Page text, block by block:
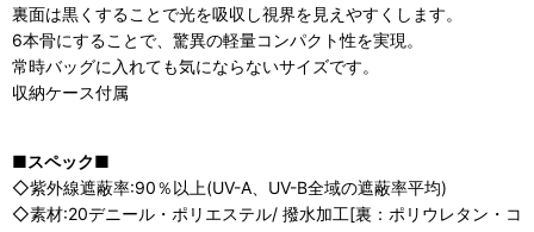
裏面は黒くすることで光を吸収し視界を見えやすくします。
6本骨にすることで、驚異の軽量コンパクト性を実現。
常時バッグに入れても気にならないサイズです。
収納ケース付属
■スペック■
◇紫外線遮蔽率:90％以上(UV-A、UV-B全域の遮蔽率平均)
◇素材:20デニール・ポリエステル/ 撥水加工[裏：ポリウレタン・コ